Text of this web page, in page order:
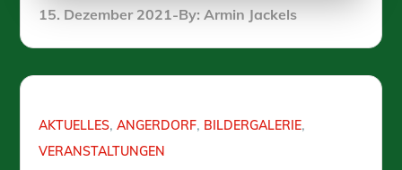
Posted
15. Dezember 2021 By:Armin Jackels
AKTUELLES ANGERDORF BILDERGALERIE
VERANSTALTUNGEN